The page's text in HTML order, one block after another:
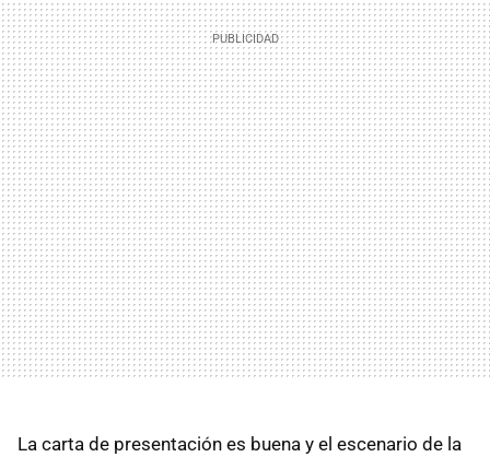
La carta de presentación es buena y el escenario de la